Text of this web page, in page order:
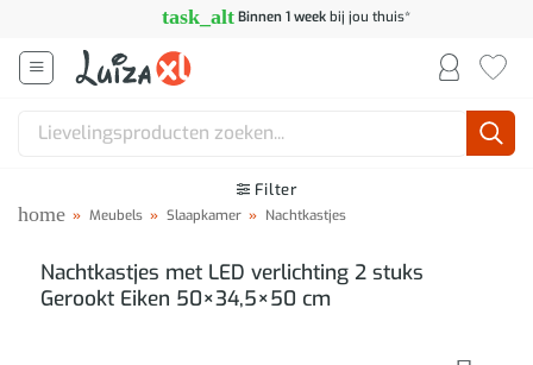
inhoud
task_alt Binnen 1 weekbij jou thuis*
Zoeken
Filter
home » Meubels » Slaapkamer » Nachtkastjes
Nachtkastjes met LED verlichting 2 stuks
Gerookt Eiken 50×34,5×50 cm